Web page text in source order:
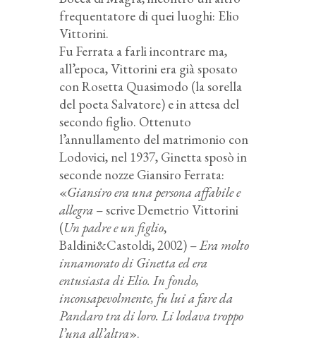
frequentatore di quei luoghi: Elio
Vittorini.
Fu Ferrata a farli incontrare ma,
all’epoca, Vittorini era già sposato
con Rosetta Quasimodo (la sorella
del poeta Salvatore) e in attesa del
secondo figlio. Ottenuto
l’annullamento del matrimonio con
Lodovici, nel 1937, Ginetta sposò in
seconde nozze Giansiro Ferrata:
«Giansiro era una persona affabile e
allegra – scrive Demetrio Vittorini
(Un padre e un figlio,
Baldini&Castoldi, 2002) –Era molto
innamorato di Ginetta ed era
entusiasta di Elio. In fondo,
inconsapevolmente, fu lui a fare da
Pandaro tra di loro. Li lodava troppo
l’una all’altra».